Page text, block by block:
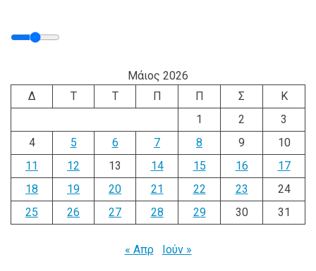
Μάιος 2026
Δ
Τ Τ Π Π Σ
Κ
1
2
3
4
5 6 7 8 9
10
11
12 13 14 15 16
17
18
19 20 21 22 23
24
25
26 27 28 29 30 31
« Απρ Ιούν »